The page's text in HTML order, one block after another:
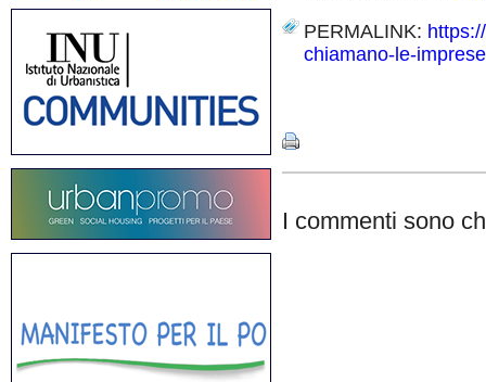
PERMALINK:
chiamano-le-
I commenti sono